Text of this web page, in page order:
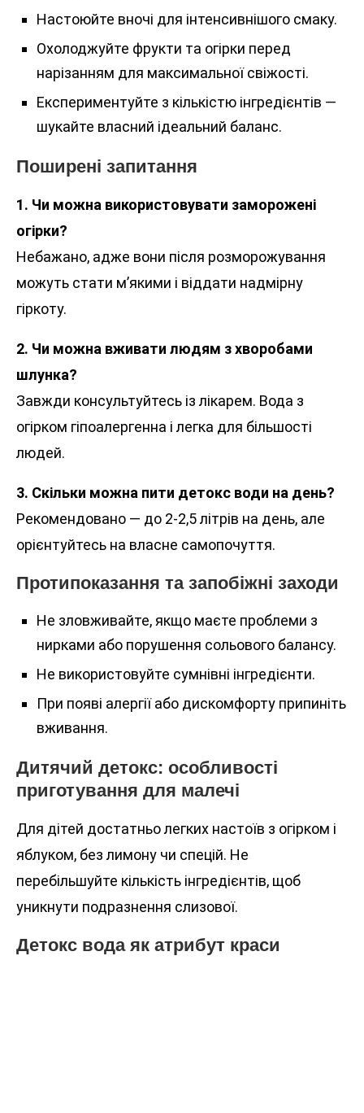
Настоюйте вночі для інтенсивнішого смаку.
Охолоджуйте фрукти та огірки перед
нарізанням для максимальної свіжості.
Експериментуйте з кількістю інгредієнтів —
шукайте власний ідеальний баланс.
Поширені запитання
1. Чи можна використовувати заморожені
огірки?
Небажано, адже вони після розморожування
можуть стати м’якими і віддати надмірну
гіркоту.
2. Чи можна вживати людям з хворобами
шлунка?
Завжди консультуйтесь із лікарем. Вода з
огірком гіпоалергенна і легка для більшості
людей.
3. Скільки можна пити детокс води на день?
Рекомендовано — до 2-2,5 літрів на день, але
орієнтуйтесь на власне самопочуття.
Протипоказання та запобіжні заходи
Не зловживайте, якщо маєте проблеми з
нирками або порушення сольового балансу.
Не використовуйте сумнівні інгредієнти.
При появі алергії або дискомфорту припиніть
вживання.
Дитячий детокс: особливості
приготування для малечі
Для дітей достатньо легких настоїв з огірком і
яблуком, без лимону чи спецій. Не
перебільшуйте кількість інгредієнтів, щоб
уникнути подразнення слизової.
Детокс вода як атрибут краси